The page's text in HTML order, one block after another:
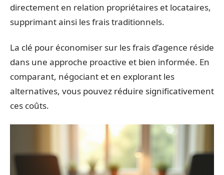
directement en relation propriétaires et locataires,
supprimant ainsi les frais traditionnels.
La clé pour économiser sur les frais d’agence réside
dans une approche proactive et bien informée. En
comparant, négociant et en explorant les
alternatives, vous pouvez réduire significativement
ces coûts.